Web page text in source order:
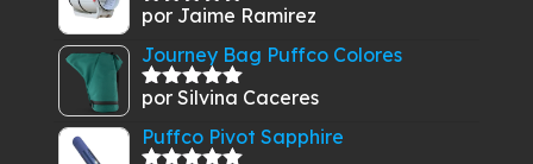
Valorado
por Jaime Ramirez
Journey Bag Puffco Colores
Valorado
por Silvina Caceres
Puffco Pivot Sapphire